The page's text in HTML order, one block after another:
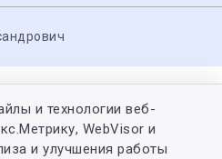
и технологии веб-
WebVisor и
и улучшения работы